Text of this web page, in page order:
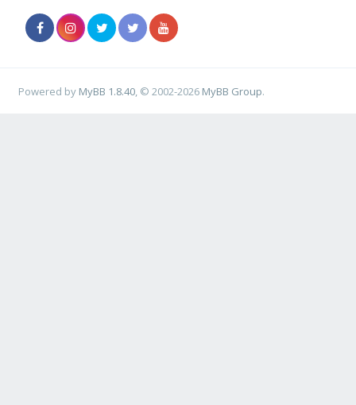
Powered by MyBB 1.8.40 , © 2002-2026 MyBB Group.